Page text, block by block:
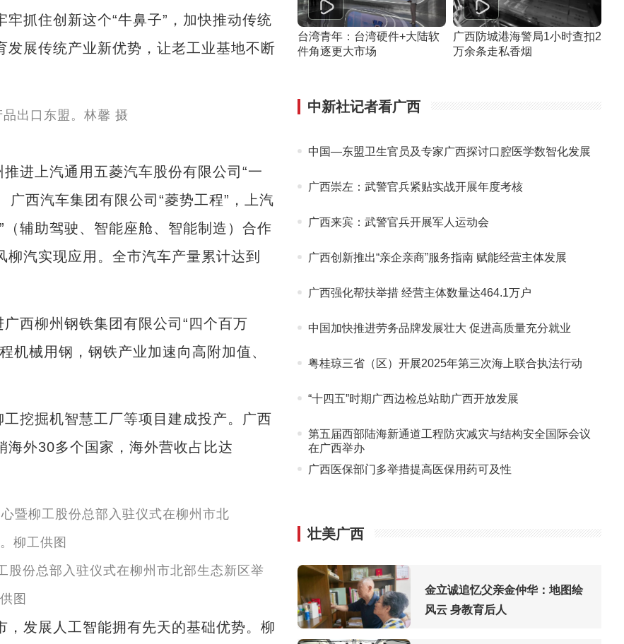
抓住创新这个“牛鼻子”，加快推动传统
展传统产业新优势，让老工业基地不断
进上汽通用五菱汽车股份有限公司“一
广西汽车集团有限公司“菱势工程”，上汽
辅助驾驶、智能座舱、智能制造）合作
汽实现应用。全市汽车产量累计达到
西柳州钢铁集团有限公司“四个百万
机械用钢，钢铁产业加速向高附加值、
挖掘机智慧工厂等项目建成投产。广西
外30多个国家，海外营收占比达
股份总部入驻仪式在柳州市北部生态新区举
图
发展人工智能拥有先天的基础优势。柳
台湾青年：台湾硬件+大陆软
件角逐更大市场
广西防城港海警局1小时查扣2
万余条走私香烟
中新社记者看广西
中国—东盟卫生官员及专家广西探讨口腔医学数智化发展
广西崇左：武警官兵紧贴实战开展年度考核
广西来宾：武警官兵开展军人运动会
广西创新推出“亲企亲商”服务指南 赋能经营主体发展
广西强化帮扶举措 经营主体数量达464.1万户
中国加快推进劳务品牌发展壮大 促进高质量充分就业
粤桂琼三省（区）开展2025年第三次海上联合执法行动
“十四五”时期广西边检总站助广西开放发展
第五届西部陆海新通道工程防灾减灾与结构安全国际会议
在广西举办
广西医保部门多举措提高医保用药可及性
壮美广西
金立诚追忆父亲金仲华：地图绘
风云 身教育后人